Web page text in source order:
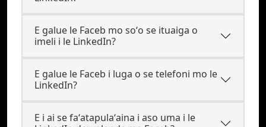
E galue le Faceb mo soʻo se ituaiga o
imeli i le LinkedIn?
E galue le Faceb i luga o se telefoni mo le
LinkedIn?
E i ai se faʻatapulaʻaina i aso uma i le